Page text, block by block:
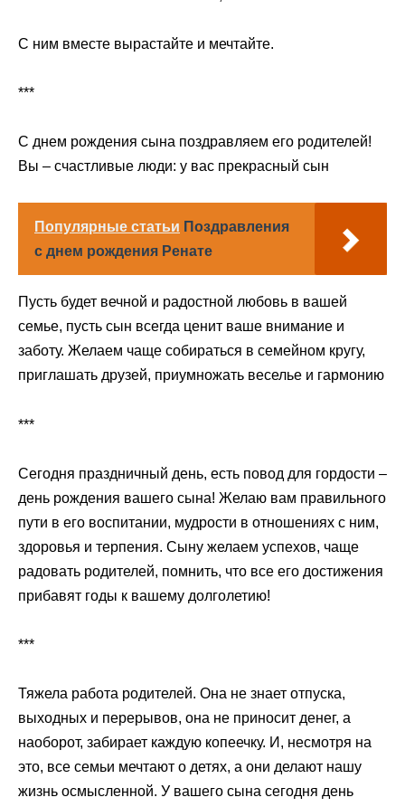
С ним вместе вырастайте и мечтайте.
***
С днем рождения сына поздравляем его родителей!
Вы – счастливые люди: у вас прекрасный сын
Популярные статьи Поздравления
с днем рождения Ренате
Пусть будет вечной и радостной любовь в вашей
семье, пусть сын всегда ценит ваше внимание и
заботу. Желаем чаще собираться в семейном кругу,
приглашать друзей, приумножать веселье и гармонию
***
Сегодня праздничный день, есть повод для гордости –
день рождения вашего сына! Желаю вам правильного
пути в его воспитании, мудрости в отношениях с ним,
здоровья и терпения. Сыну желаем успехов, чаще
радовать родителей, помнить, что все его достижения
прибавят годы к вашему долголетию!
***
Тяжела работа родителей. Она не знает отпуска,
выходных и перерывов, она не приносит денег, а
наоборот, забирает каждую копеечку. И, несмотря на
это, все семьи мечтают о детях, а они делают нашу
жизнь осмысленной. У вашего сына сегодня день